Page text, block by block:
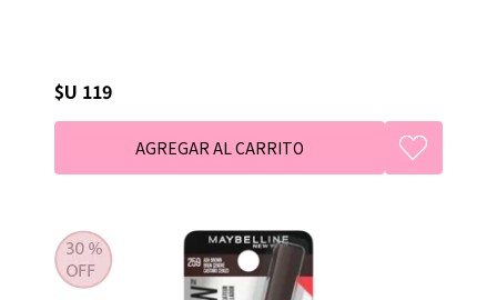
$U 119